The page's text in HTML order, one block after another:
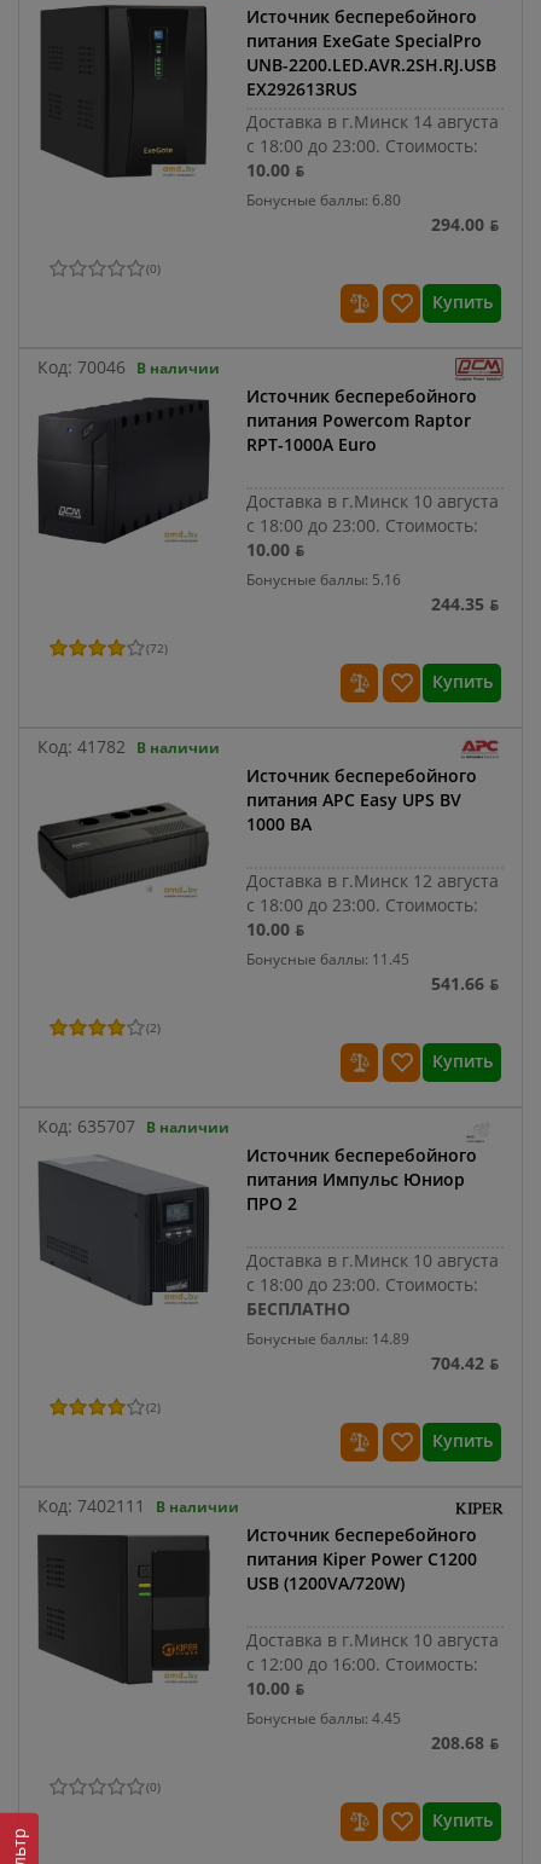
Источник бесперебойного
питания ExeGate SpecialPro
UNB-2200.LED.AVR.2SH.RJ.USB
EX292613RUS
Доставка в г.Минск 14 августа
с 18:00 до 23:00. Стоимость:
10.00 ƃ
Бонусные баллы: 6.80
294.00 ƃ
(0)
Купить
Код: 70046 В наличии
Источник бесперебойного
питания Powercom Raptor
RPT-1000A Euro
Доставка в г.Минск 10 августа
с 18:00 до 23:00. Стоимость:
10.00 ƃ
Бонусные баллы: 5.16
244.35 ƃ
(72)
Купить
Код: 41782 В наличии
Источник бесперебойного
питания APC Easy UPS BV
1000 ВА
Доставка в г.Минск 12 августа
с 18:00 до 23:00. Стоимость:
10.00 ƃ
Бонусные баллы: 11.45
541.66 ƃ
(2)
Купить
Код: 635707 В наличии
Источник бесперебойного
питания Импульс Юниор
ПРО 2
Доставка в г.Минск 10 августа
с 18:00 до 23:00. Стоимость:
БЕСПЛАТНО
Бонусные баллы: 14.89
704.42 ƃ
(2)
Купить
Код: 7402111 В наличии
Источник бесперебойного
питания Kiper Power C1200
USB (1200VA/720W)
Доставка в г.Минск 10 августа
с 12:00 до 16:00. Стоимость:
10.00 ƃ
Бонусные баллы: 4.45
208.68 ƃ
(0)
Купить